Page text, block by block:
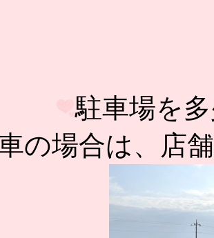
駐車場を
の場合は、店